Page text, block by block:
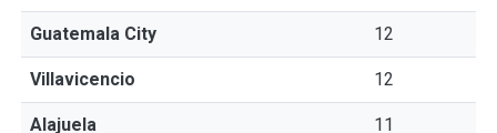
Guatemala City 12
Villavicencio 12
Alajuela 11